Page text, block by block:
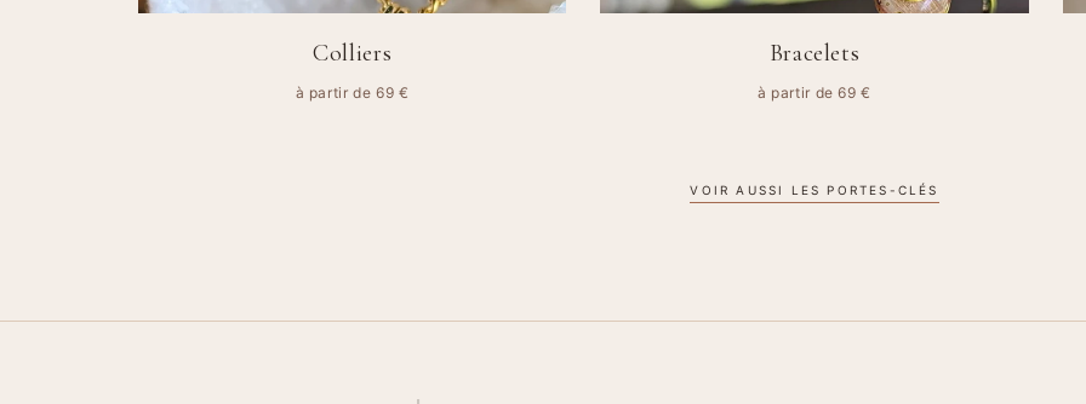
Colliers
à partir de 69 €
Bracelets
à partir de 69 €
VOIR AUSSI LES PORTES-CLÉS